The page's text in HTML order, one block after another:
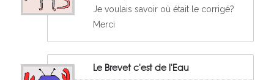
Je voulais savoir où était le corrigé?
Merci
Le Brevet c'est de l'Eau